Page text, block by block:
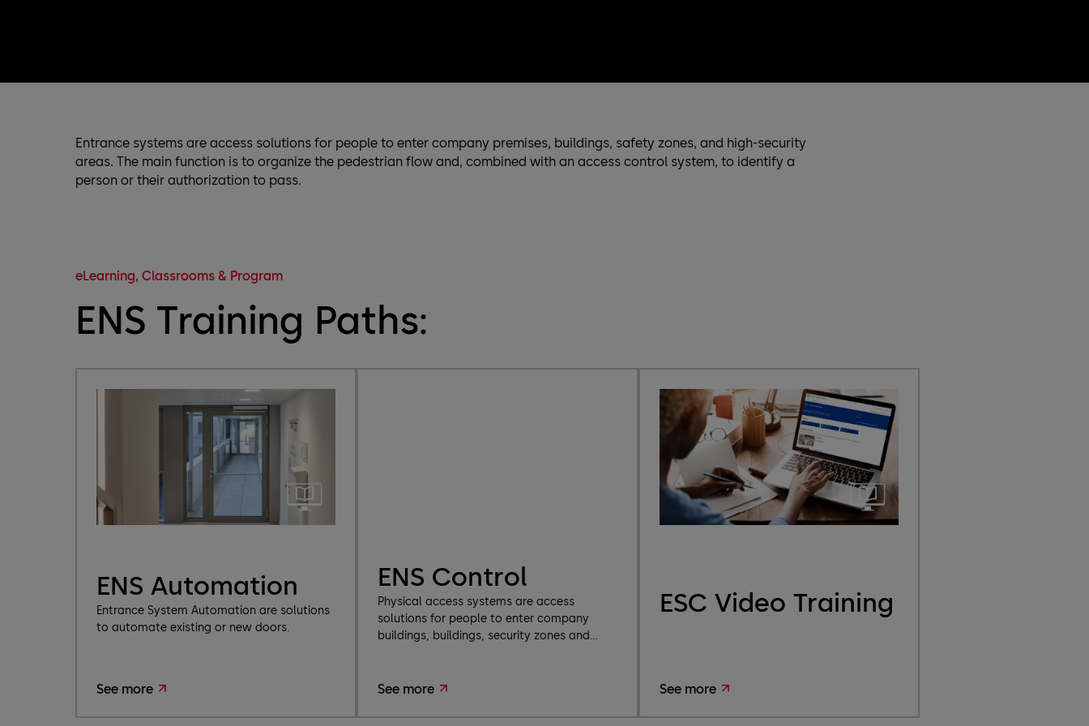
Entrance systems are access solutions for people to enter company premises, buildings, safety zones, and high-security
areas. The main function is to organize the pedestrian flow and, combined with an access control system, to identify a
person or their authorization to pass.
eLearning, Classrooms & Program
ENS Training Paths:
ENS Automation
Entrance System Automation are solutions
to automate existing or new doors.
See more
ENS Control
Physical access systems are access
solutions for people to enter company
buildings, buildings, security zones and...
See more
ESC Video Training
See more